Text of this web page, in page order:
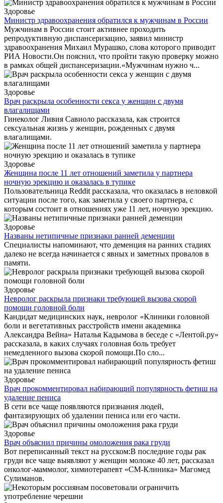
Здоровье
Министр здравоохранения обратился к мужчинам в России
Мужчинам в России стоит активнее проходить
репродуктивную диспансеризацию, заявил министр
здравоохранения Михаил Мурашко, слова которого приводит
РИА Новости.Он пояснил, что пройти такую проверку можно
в рамках общей диспансеризации.«Мужчинам нужно ч...
Здоровье
Врач раскрыла особенности секса у женщин с двумя
влагалищами
Гинеколог Ливия Савиоло рассказала, как строится
сексуальная жизнь у женщин, рожденных с двумя
влагалищами.
Здоровье
Женщина после 11 лет отношений заметила у партнера
ночную эрекцию и оказалась в тупике
Пользовательница Reddit рассказала, что оказалась в неловкой
ситуации после того, как заметила у своего партнера, с
которым состоит в отношениях уже 11 лет, ночную эрекцию.
Здоровье
Названы нетипичные признаки ранней деменции
Специалисты напоминают, что деменция на ранних стадиях
далеко не всегда начинается с явных и заметных провалов в
памяти.
Здоровье
Невролог раскрыла признаки требующей вызова скорой
помощи головной боли
Кандидат медицинских наук, невролог «Клиники головной
боли и вегетативных расстройств имени академика
Александра Вейна» Наталья Кадымова в беседе с «Лентой.ру»
рассказала, в каких случаях головная боль требует
немедленного вызова скорой помощи.По сло...
Здоровье
Врач прокомментировал набирающий популярность фетиш на
удаление пениса
В сети все чаще появляются признания людей,
фантазирующих об удалении пениса или его части.
Здоровье
Врач объяснил причины омоложения рака груди
Вот переписанный текст на русском:В последние годы рак
груди все чаще выявляют у женщин моложе 40 лет, рассказал
онколог-маммолог, химиотерапевт «СМ-Клиника» Магомед
Сулиманов.